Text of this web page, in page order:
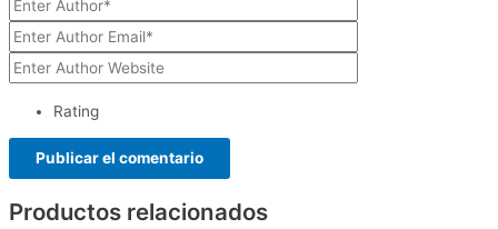
Rating
Productos relacionados